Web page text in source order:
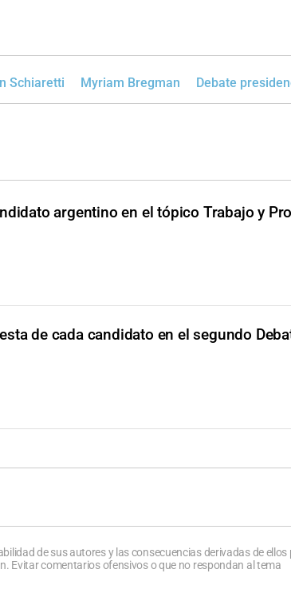
Schiaretti Myriam Bregman Debate
argentino en el tópico Trabajo y
de cada candidato en el segundo
de sus autores y las consecuencias derivadas de ellos
Evitar comentarios ofensivos o que no respondan al tema